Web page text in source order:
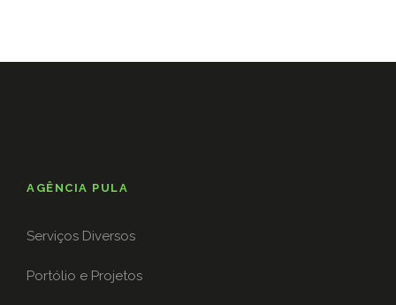
AGÊNCIA PULA
Serviços Diversos
Portólio e Projetos